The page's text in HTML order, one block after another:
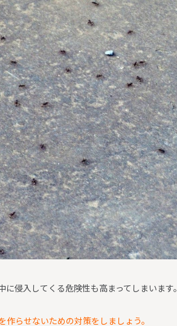
侵入してくる危険性も高まってしまいます。
らせないための対策をしましょう。